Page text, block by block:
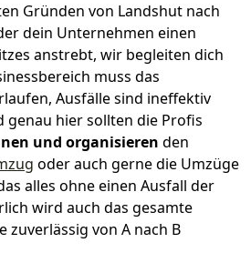
Gründen von Landshut nach
dein Unternehmen einen
anstrebt, wir begleiten dich
muss das
Ausfälle sind ineffektiv
genau hier sollten die Profis
und organisieren den
oder auch gerne die Umzüge
alles ohne einen Ausfall der
wird auch das gesamte
zuverlässig von A nach B